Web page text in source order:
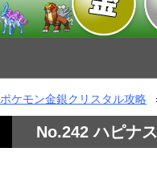
ポケモン金銀クリスタル攻略
No.242 ハピナス